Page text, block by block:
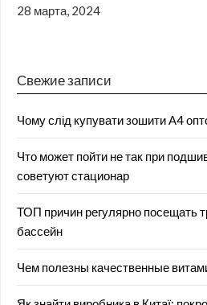
28 марта, 2024
Свежие записи
Чому слід купувати зошити А4
Что может пойти не так при
советуют стационар
ТОП причин регулярно посещать
бассейн
Чем полезны качественные